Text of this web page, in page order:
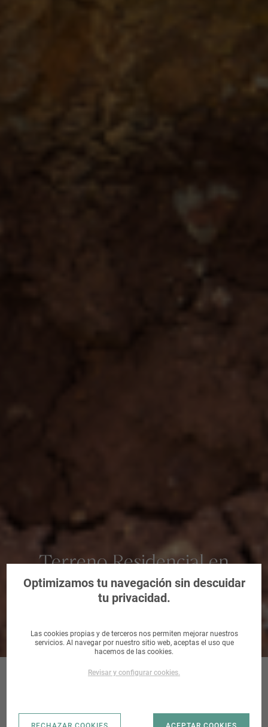
Terreno Residencial en
Rapariegos, Segovia
CALLE ESCUELAS |
Optimizamos tu navegación sin descuidar
tu privacidad.
Las cookies propias y de terceros nos permiten mejorar nuestros
servicios. Al navegar por nuestro sitio web, aceptas el uso que
hacemos de las cookies.
Revisar y configurar cookies.